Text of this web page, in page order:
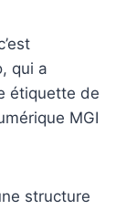
qui a
étiquette de
MGI
structure